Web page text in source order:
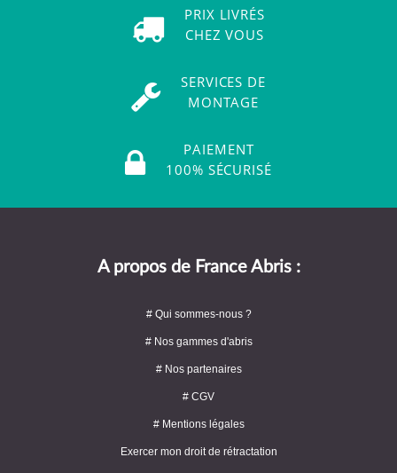
PRIX LIVRÉS
CHEZ VOUS
SERVICES DE
MONTAGE
PAIEMENT
100% SÉCURISÉ
A propos de France Abris :
# Qui sommes-nous ?
# Nos gammes d'abris
# Nos partenaires
# CGV
# Mentions légales
Exercer mon droit de rétractation